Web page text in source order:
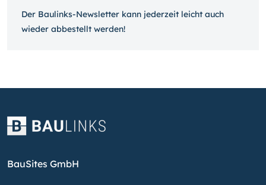
Der Baulinks-Newsletter kann jeder­zeit leicht auch
wieder ab­bestellt werden!
BauSites GmbH